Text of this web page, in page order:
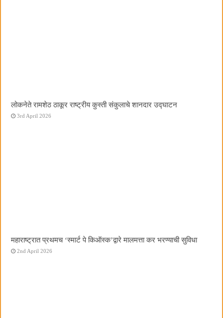
लोकनेते रामशेठ ठाकूर राष्ट्रीय कुस्ती संकुलाचे शानदार उद्घाटन
3rd April 2026
महाराष्ट्रात प्रथमच ‌‘स्मार्ट पे किऑस्क‌’द्वारे मालमत्ता कर भरण्याची सुविधा
2nd April 2026